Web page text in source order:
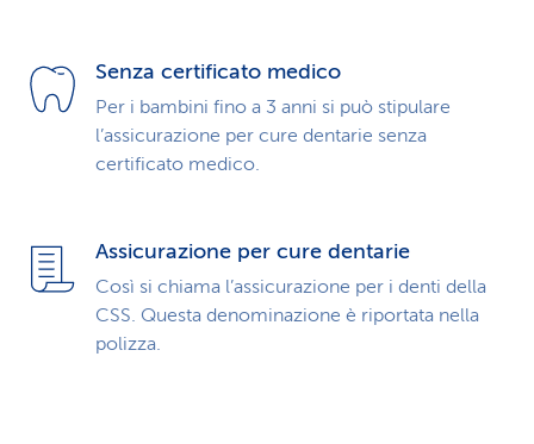
Senza certificato medico
Per i bambini fino a 3 anni si può stipulare
l’assicurazione per cure dentarie senza
certificato medico.
Assicurazione per cure dentarie
Così si chiama l’assicurazione per i denti della
CSS. Questa deno­mina­zione è riportata nella
polizza.